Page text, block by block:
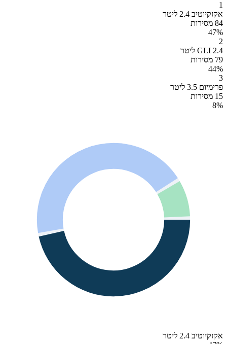
1
אקזקיוטיב 2.4 ליטר
84 מסירות
47%
2
GLI 2.4 ליטר
79 מסירות
44%
3
פרימיום 3.5 ליטר
15 מסירות
8%
אקזקיוטיב 2.4 ליטר